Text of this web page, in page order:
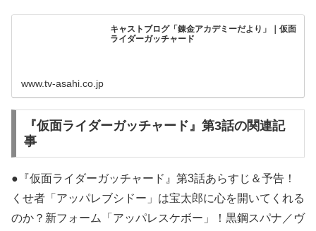
キャストブログ「錬金アカデミーだより」｜仮面
ライダーガッチャード
www.tv-asahi.co.jp
『仮面ライダーガッチャード』第3話の関連記
事
●『仮面ライダーガッチャード』第3話あらすじ＆予告！
くせ者「アッパレブシドー」は宝太郎に心を開いてくれる
のか？新フォーム「アッパレスケボー」！黒鋼スパナ／ヴ